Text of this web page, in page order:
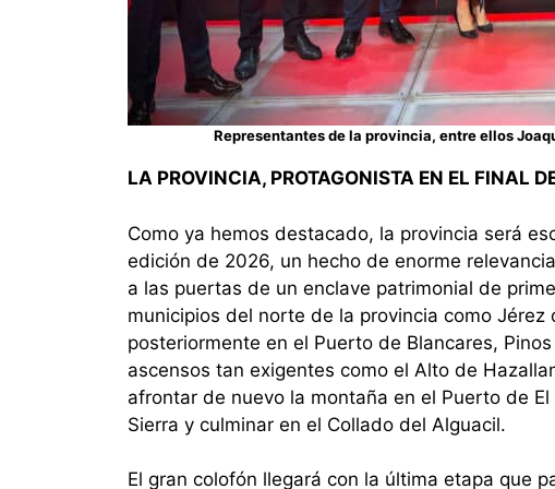
Representantes de la provincia, entre ellos
LA PROVINCIA, PROTAGONISTA EN EL FINAL
Como ya hemos destacado, la provincia será
edición de 2026, un hecho de enorme
a las puertas de un enclave patrimonial de
municipios del norte de la provincia como
posteriormente en el Puerto de Blancares,
ascensos tan exigentes como el Alto de
afrontar de nuevo la montaña en el Puerto de
Sierra y culminar en el Collado del Alguacil.
El gran colofón llegará con la última etapa que